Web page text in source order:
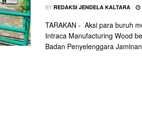
BY REDAKSI JENDELA KALTARA
TARAKAN - Aksi para buruh
Intraca Manufacturing Wood
Badan Penyelenggara